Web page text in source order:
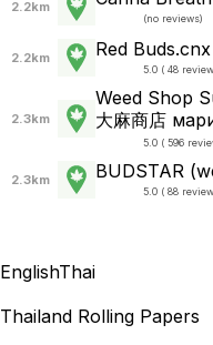
2.2km
(no reviews)
2.2km Red Buds.cnx
5.0 ( 48
2.3km
Weed Shop
大麻商店
5.0 ( 596
2.3km BUDSTAR
5.0 ( 88
EnglishThai
Thailand Rolling Papers